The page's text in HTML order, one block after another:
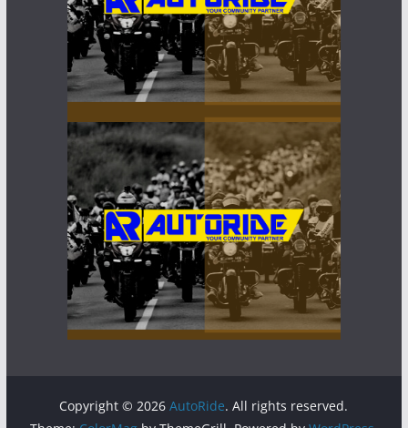
Copyright © 2026AutoRide. All rights reserved.